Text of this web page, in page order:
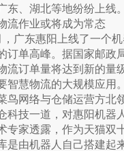
东、湖北等地纷纷上线。
流作业或将成为常态
广东惠阳上线了一个
订单高峰。据国家邮政
流订单量将达到新的量
智慧物流的大规模应用。
鸟网络与仓储运营方北
科技一道，对惠阳机器
专家透露，作为天猫双
是由机器人自己搭建起